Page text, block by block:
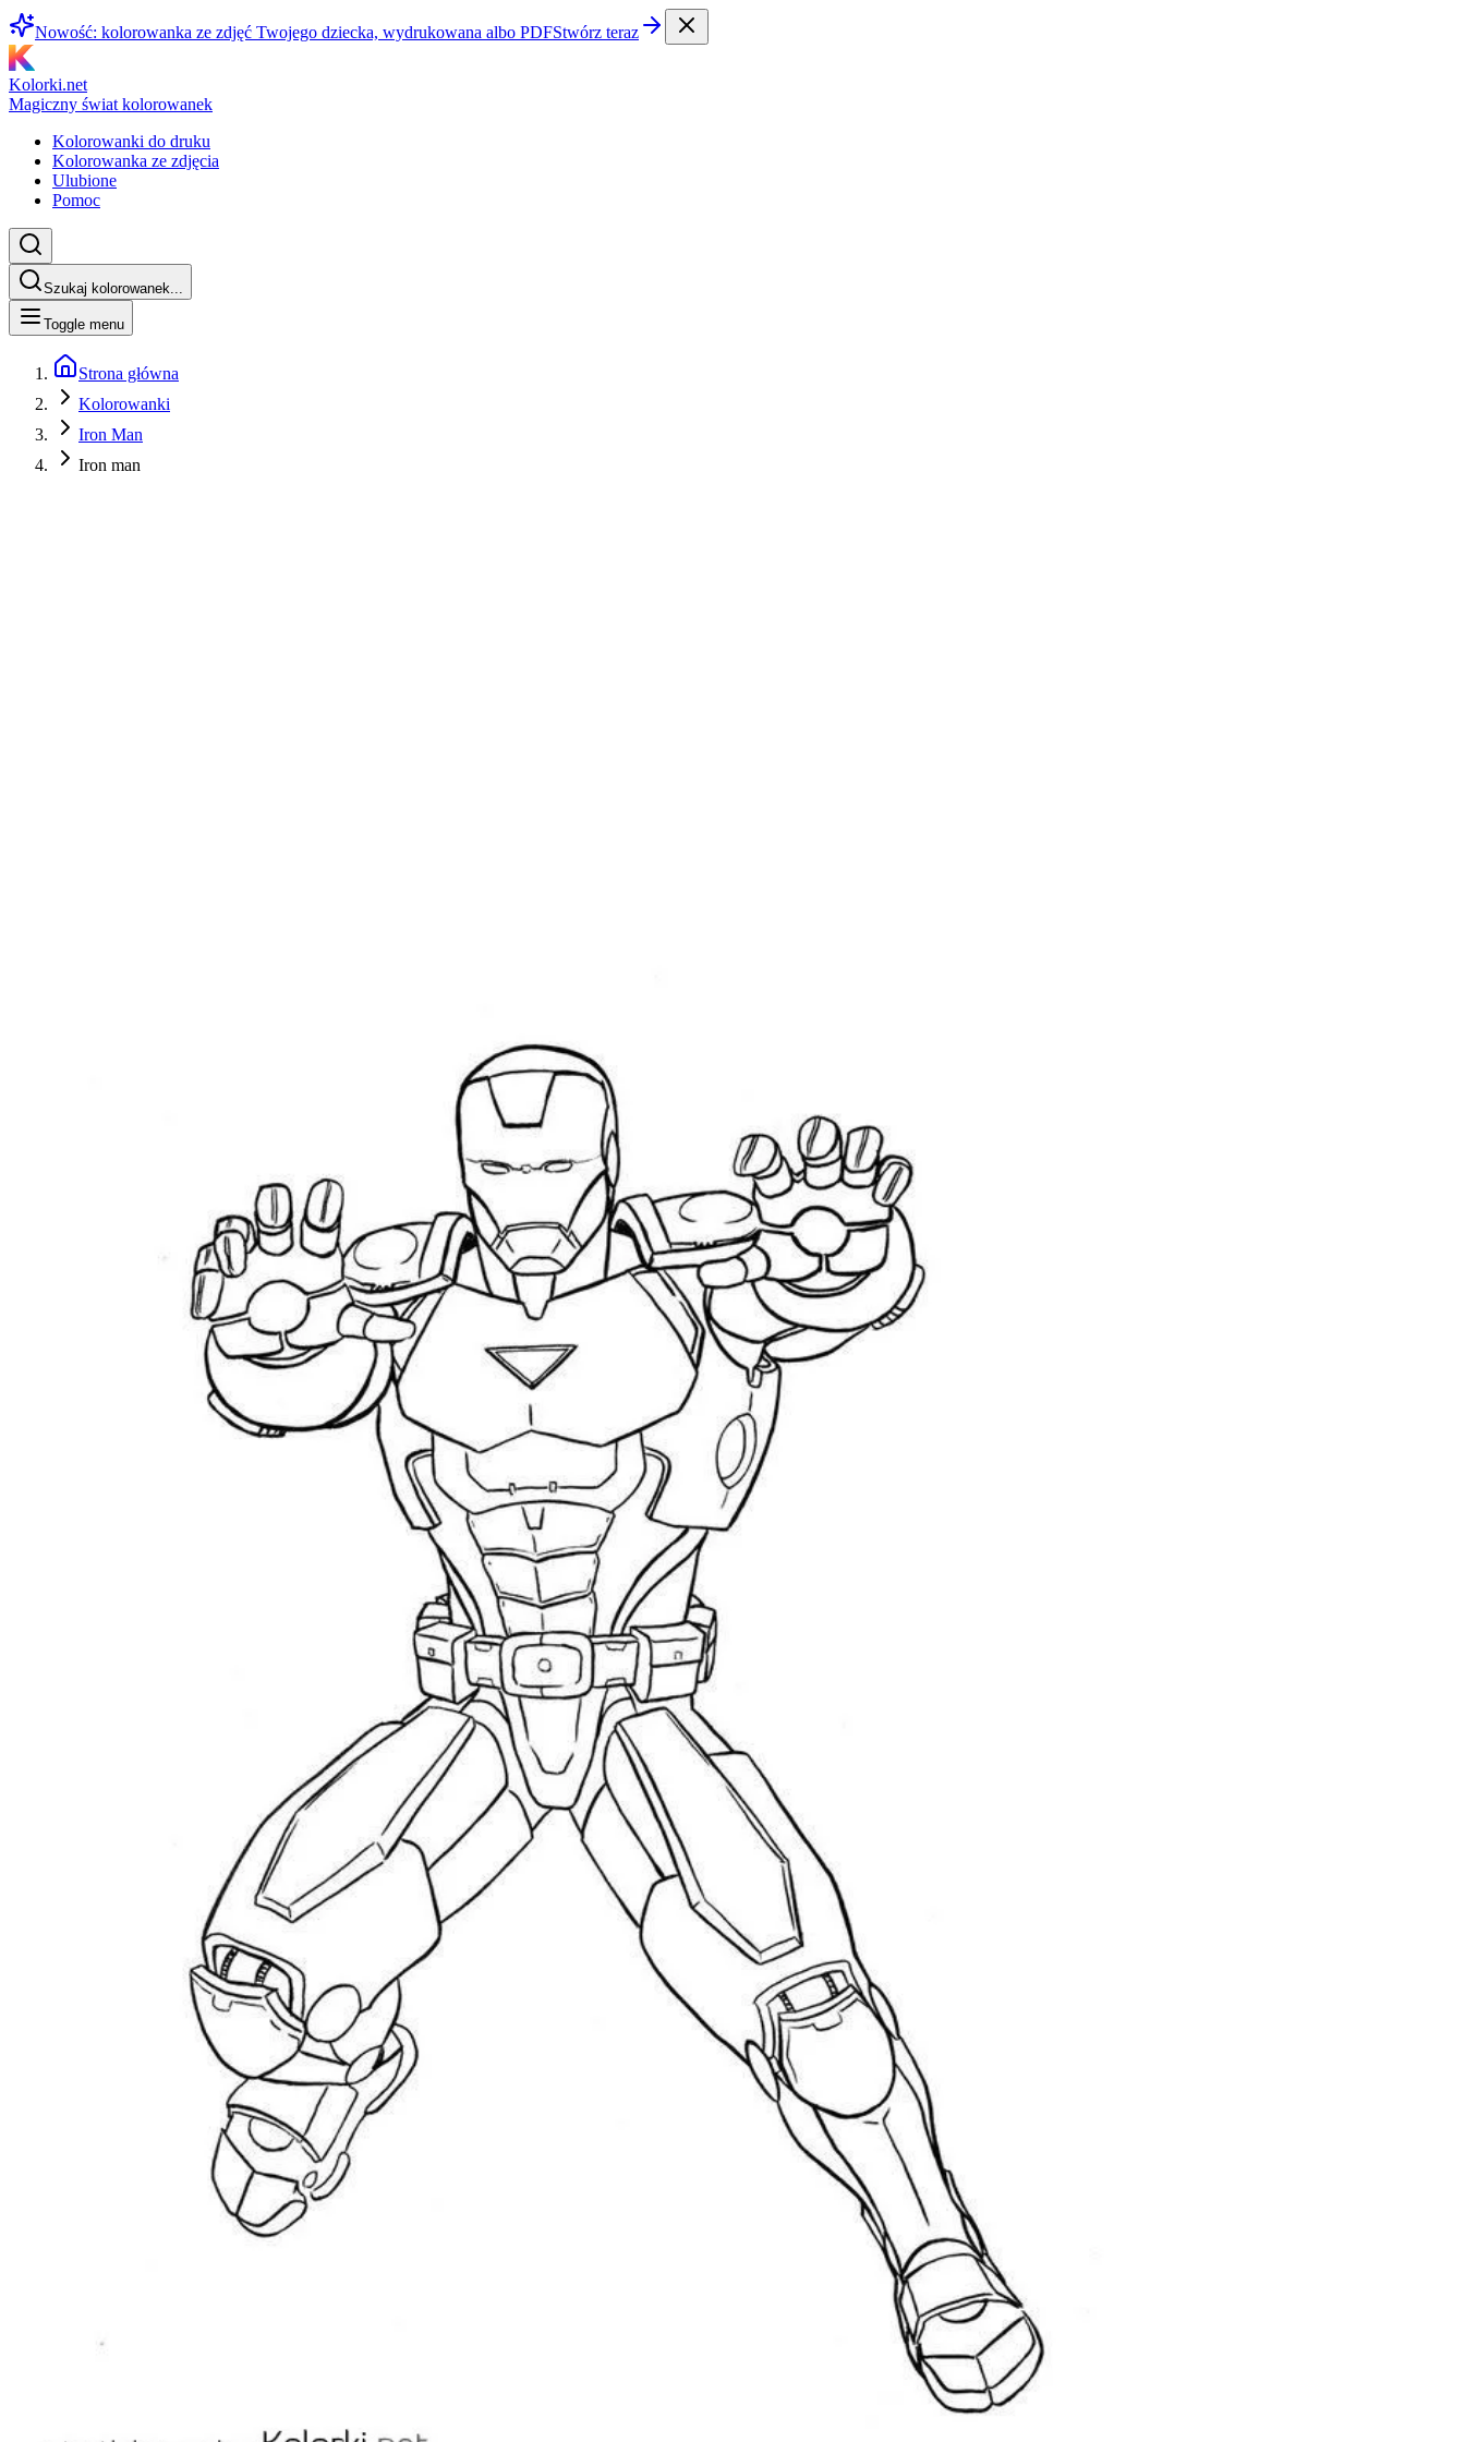
Nowość: kolorowanka ze zdjęć Twojego dziecka, wydrukowana albo PDFStwórz teraz
Kolorki.net
Magiczny świat kolorowanek
Kolorowanki do druku
Kolorowanka ze zdjęcia
Ulubione
Pomoc
Szukaj kolorowanek...
Toggle menu
Strona główna
Kolorowanki
Iron Man
Iron man